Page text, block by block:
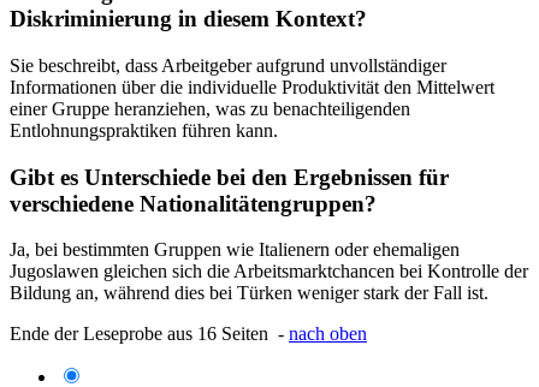
Diskriminierung in diesem Kontext?
Sie beschreibt, dass Arbeitgeber aufgrund unvollständiger
Informationen über die individuelle Produktivität den Mittelwert
einer Gruppe heranziehen, was zu benachteiligenden
Entlohnungspraktiken führen kann.
Gibt es Unterschiede bei den Ergebnissen für
verschiedene Nationalitätengruppen?
Ja, bei bestimmten Gruppen wie Italienern oder ehemaligen
Jugoslawen gleichen sich die Arbeitsmarktchancen bei Kontrolle der
Bildung an, während dies bei Türken weniger stark der Fall ist.
Ende der Leseprobe aus 16 Seiten - nach oben